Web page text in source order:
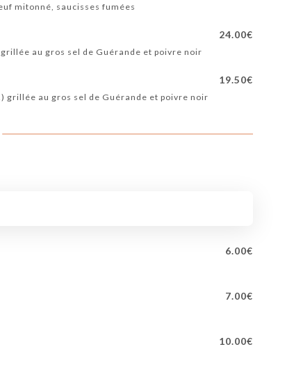
mitonné, saucisses fumées
24.00€
au gros sel de Guérande et poivre noir
19.50€
grillée au gros sel de Guérande et poivre noir
6.00€
7.00€
10.00€